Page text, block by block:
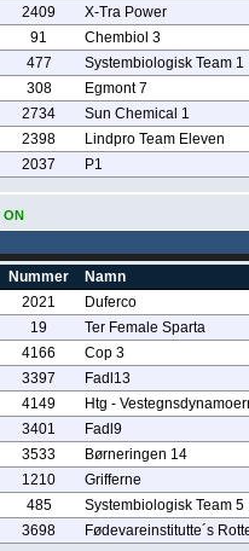
2409
X-Tra Power
91
Chembiol 3
477
Systembiologisk Team 1
308
Egmont 7
2734
Sun Chemical 1
2398
Lindpro Team Eleven
2037 P1
ON
Nummer
Namn
2021
Duferco
19
Ter Female Sparta
4166
Cop 3
3397
Fadl13
4149
Htg -
3401
Fadl9
3533
Børneringen 14
1210
Grifferne
485
Systembiologisk Team 5
3698 Fødevareinstitutte´s